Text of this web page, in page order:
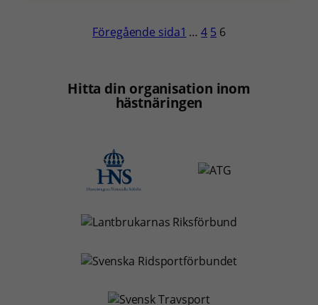
Föregående sida1 … 4 5 6
Hitta din organisation inom
hästnäringen